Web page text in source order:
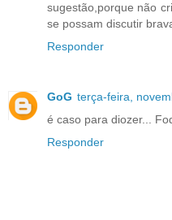
sugestão,porque não
se possam discutir
Responder
GoG terça-feira,
é caso para diozer...
Responder